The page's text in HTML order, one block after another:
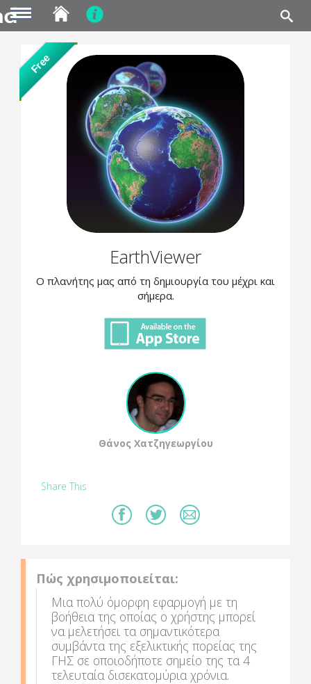
content
Free
EarthViewer
Ο πλανήτης μας από τη δημιουργία του μέχρι και
σήμερα.
Θάνος Χατζηγεωργίου
Share This
Πώς χρησιμοποιείται:
Μια πολύ όμορφη εφαρμογή με τη
βοήθεια της οποίας ο χρήστης μπορεί
να μελετήσει τα σημαντικότερα
συμβάντα της εξελικτικής πορείας της
ΓΗΣ σε οποιοδήποτε σημείο της τα 4
τελευταία δισεκατομύρια χρόνια.